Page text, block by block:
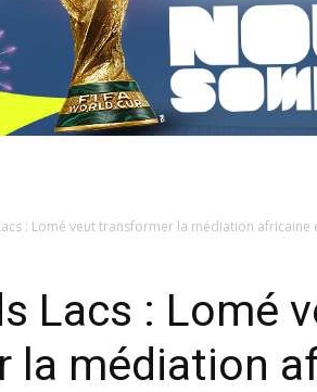
: Lomé veut transformer la médiation africaine
Lacs : Lomé
la médiation